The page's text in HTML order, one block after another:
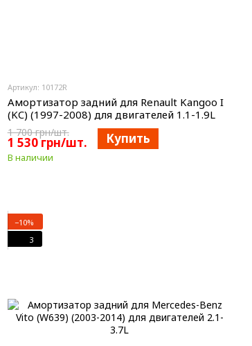
Артикул: 10172R
Амортизатор задний для Renault Kangoo I
(KC) (1997-2008) для двигателей 1.1-1.9L
1 700 грн/шт.
1 530 грн/шт. Купить
В наличии
−10%
3